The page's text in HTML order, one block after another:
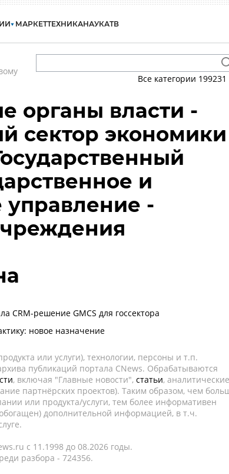
МАРКЕТТЕХНИКАНАУКАТВ
Все категории 199231
органы власти -
сектор экономики
и
-
CRM-решение GMCS для госсектора
новое назначение
или услуги), технологии, персоны и т.п.
публикаций портала CNews. Обрабатываются
, включая "Главные новости", статьи, аналитические
партнёрских проектов). Таким образом, чем
или продукта/услуги, тем более информативен
дополнительной информацией, в т.ч.
c 11.1998 до 08.2026 годы.
разбора - 724356.